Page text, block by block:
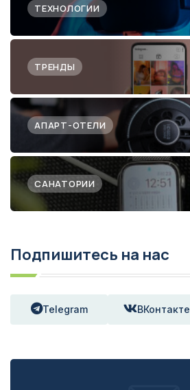
ТЕХНОЛОГИИ
ТРЕНДЫ
АПАРТ-ОТЕЛИ
САНАТОРИИ
Подпишитесь на нас
Telegram ВКонтакте